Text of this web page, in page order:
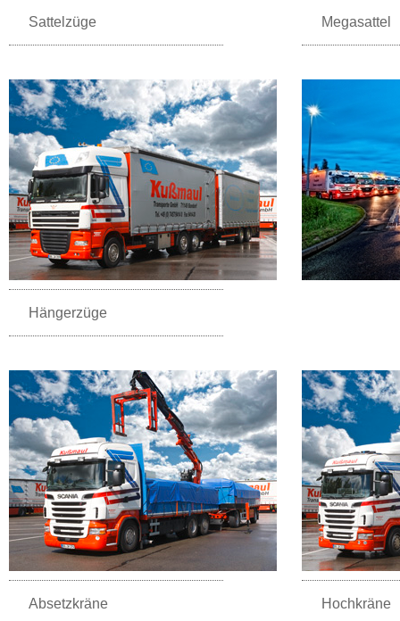
Sattelzüge Megasattel
Hängerzüge
Absetzkräne Hochkräne